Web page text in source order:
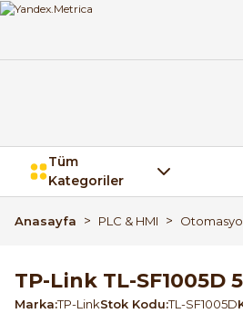
Tüm
Kategoriler
Anasayfa PLC & HMI
TP-Link TL-SF1005D
Marka TP-LinkStok Kodu TL-SF1005D